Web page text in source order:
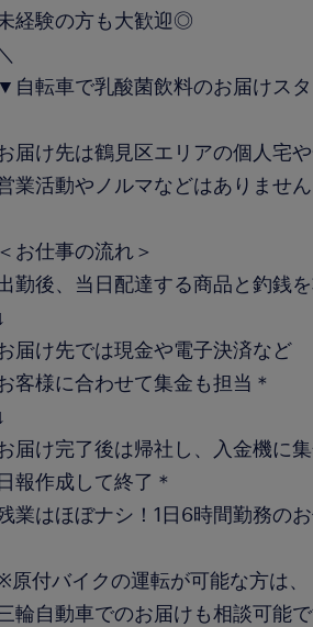
経験の方も大歓迎◎
▼自転車で乳酸菌飲料のお届けス
届け先は鶴見区エリアの個人宅や
業活動やノルマなどはありませ
＜お仕事の流れ＞
勤後、当日配達する商品と釣銭
届け先では現金や電子決済など
客様に合わせて集金も担当＊
届け完了後は帰社し、入金機に
日報作成して終了＊
業はほぼナシ！1日6時間勤務のお
原付バイクの運転が可能な方は、
輪自動車でのお届けも相談可能